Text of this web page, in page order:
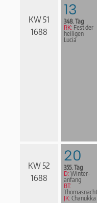
KW 51
1688
13
348. Tag
RK: Fest der
heiligen
Lucia
KW 52
1688
20
355. Tag
D: Win­ter­
an­fang
BT:
Thomasnacht
JK: Chanukka